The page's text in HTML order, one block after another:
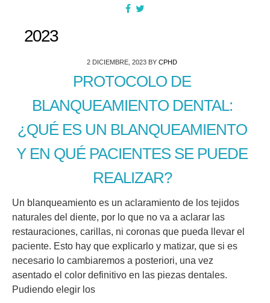
2023
2 DICIEMBRE, 2023 BY CPHD
PROTOCOLO DE
BLANQUEAMIENTO DENTAL:
¿QUÉ ES UN BLANQUEAMIENTO
Y EN QUÉ PACIENTES SE PUEDE
REALIZAR?
Un blanqueamiento es un aclaramiento de los tejidos
naturales del diente, por lo que no va a aclarar las
restauraciones, carillas, ni coronas que pueda llevar el
paciente. Esto hay que explicarlo y matizar, que si es
necesario lo cambiaremos a posteriori, una vez
asentado el color definitivo en las piezas dentales.
Pudiendo elegir los